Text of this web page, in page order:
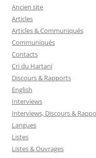
Ancien site
Articles
Articles & Communiqués
Communiqués
Contacts
Cri du Hartani
Discours & Rapports
English
Interviews
Interviews, Discours &
Langues
Listes
Listes & Ouvrages